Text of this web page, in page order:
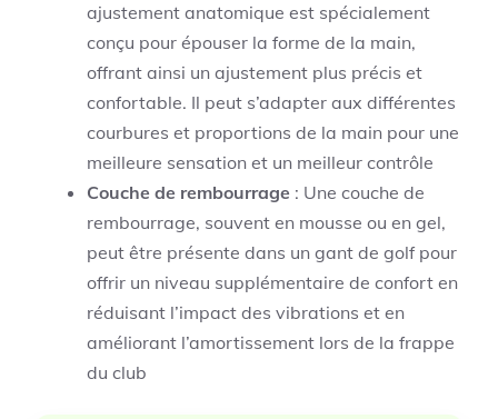
ajustement anatomique est spécialement
conçu pour épouser la forme de la main,
offrant ainsi un ajustement plus précis et
confortable. Il peut s’adapter aux différentes
courbures et proportions de la main pour une
meilleure sensation et un meilleur contrôle
Couche de rembourrage : Une couche de
rembourrage, souvent en mousse ou en gel,
peut être présente dans un gant de golf pour
offrir un niveau supplémentaire de confort en
réduisant l’impact des vibrations et en
améliorant l’amortissement lors de la frappe
du club